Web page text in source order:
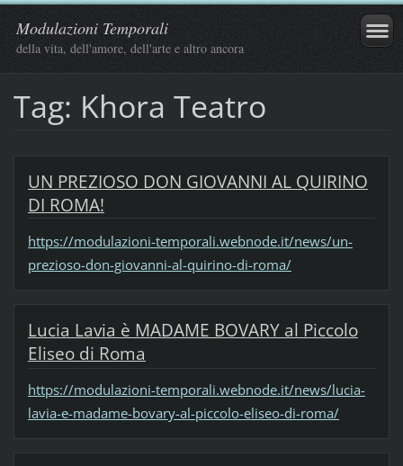
Modulazioni Temporali
della vita, dell'amore, dell'arte e altro ancora
Tag: Khora Teatro
UN PREZIOSO DON GIOVANNI AL QUIRINO
DI ROMA!
https://modulazioni-temporali.webnode.it/news/un-
prezioso-don-giovanni-al-quirino-di-roma/
Lucia Lavia è MADAME BOVARY al Piccolo
Eliseo di Roma
https://modulazioni-temporali.webnode.it/news/lucia-
lavia-e-madame-bovary-al-piccolo-eliseo-di-roma/